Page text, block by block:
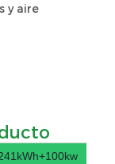
y aire